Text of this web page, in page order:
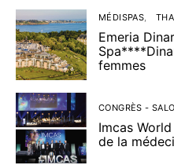
MÉDISPAS
Emeria
femmes
CONGRÈS -
Imcas
de la